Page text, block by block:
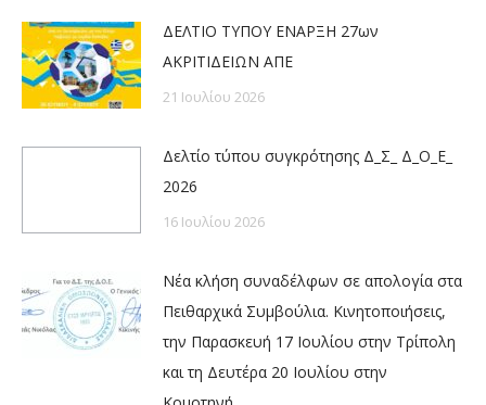
ΔΕΛΤΙΟ ΤΥΠΟΥ ΕΝΑΡΞΗ 27ων
ΑΚΡΙΤΙΔΕΙΩΝ ΑΠΕ
21 Ιουλίου 2026
Δελτίο τύπου συγκρότησης Δ_Σ_ Δ_Ο_Ε_
2026
16 Ιουλίου 2026
Νέα κλήση συναδέλφων σε απολογία στα
Πειθαρχικά Συμβούλια. Κινητοποιήσεις,
την Παρασκευή 17 Ιουλίου στην Τρίπολη
και τη Δευτέρα 20 Ιουλίου στην